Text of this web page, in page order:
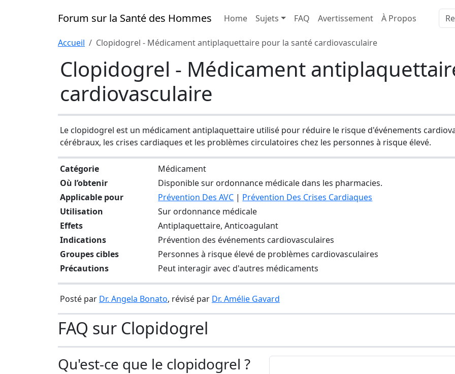
Forum sur la Santé des Hommes Home Sujets FAQ Avertissement À Propos
Accueil Clopidogrel - Médicament antiplaquettaire pour la santé cardiovasculaire
Clopidogrel - Médicament
cardiovasculaire
Le clopidogrel est un médicament antiplaquettaire utilisé pour réduire le risque d'événements
cérébraux, les crises cardiaques et les problèmes circulatoires chez les personnes à risque élevé.
Catégorie
Médicament
Où l’obtenir
Disponible sur ordonnance médicale dans les pharmacies.
Applicable pour
Prévention Des AVC | Prévention Des Crises Cardiaques
Utilisation
Sur ordonnance médicale
Effets
Antiplaquettaire, Anticoagulant
Indications
Prévention des événements cardiovasculaires
Groupes cibles
Personnes à risque élevé de problèmes cardiovasculaires
Précautions
Peut interagir avec d'autres médicaments
Posté par Dr. Angela Bonato, révisé par Dr. Amélie Gavard
FAQ sur Clopidogrel
Qu'est-ce que le clopidogrel ?